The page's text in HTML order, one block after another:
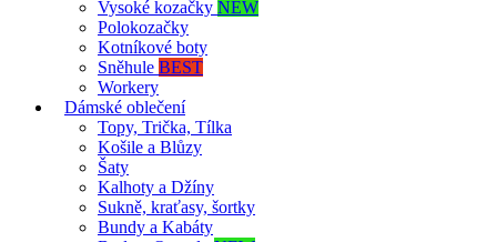
Vysoké kozačky NEW
Polokozačky
Kotníkové boty
Sněhule BEST
Workery
Dámské oblečení
Topy, Trička, Tílka
Košile a Blůzy
Šaty
Kalhoty a Džíny
Sukně, kraťasy, šortky
Bundy a Kabáty